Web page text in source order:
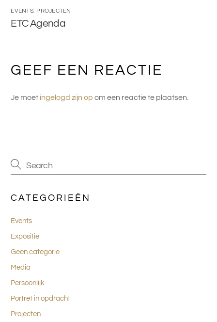
EVENTS, PROJECTEN
ETC Agenda
GEEF EEN REACTIE
Je moet ingelogd zijn op om een reactie te plaatsen.
CATEGORIEËN
Events
Expositie
Geen categorie
Media
Persoonlijk
Portret in opdracht
Projecten